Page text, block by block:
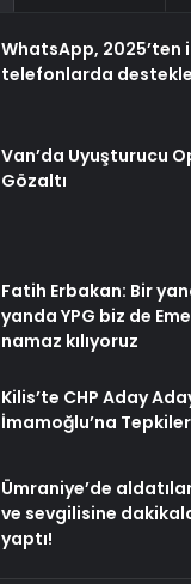
WhatsApp, 2025’ten
telefonlarda
Van’da Uyuşturucu
Gözaltı
Fatih Erbakan: Bir
yanda YPG biz de
namaz kılıyoruz
Kilis’te CHP Aday
İmamoğlu’na
Ümraniye’de
ve sevgilisine
yaptı!